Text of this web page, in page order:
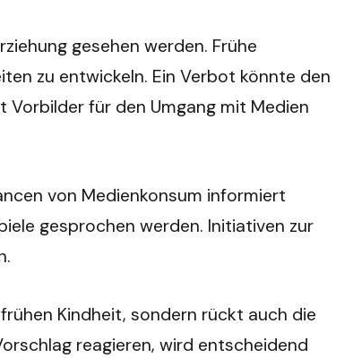
gesehen werden. Frühe
zu entwickeln. Ein Verbot könnte den
für den Umgang mit Medien
von Medienkonsum informiert
gesprochen werden. Initiativen zur
Kindheit, sondern rückt auch die
reagieren, wird entscheidend